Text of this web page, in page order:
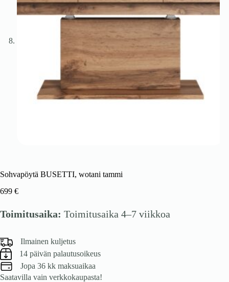
Sohvapöytä BUSETTI, wotani tammi
699 €
Toimitusaika: Toimitusaika 4–7 viikkoa
Ilmainen kuljetus
14 päivän palautusoikeus
Jopa 36 kk maksuaikaa
Saatavilla vain verkkokaupasta!